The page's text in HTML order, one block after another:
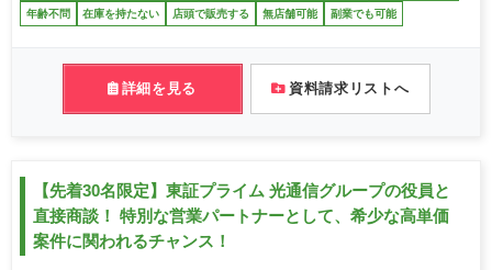
年齢不問 在庫を持たない 店頭で販売する 無店舗可能 副業でも可能
詳細を見る 資料請求リストへ
【先着30名限定】東証プライム 光通信グループの役員と
直接商談！ 特別な営業パートナーとして、希少な高単価
案件に関われるチャンス！